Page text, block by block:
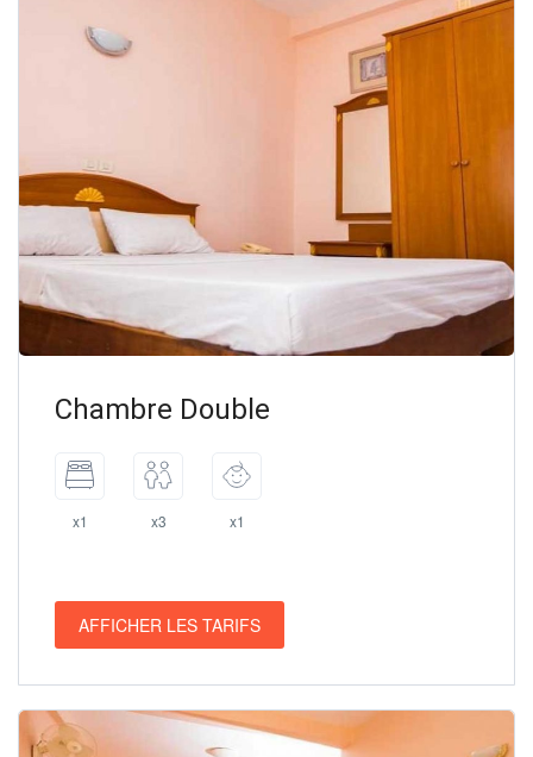
Chambre Double
x1 x3 x1
AFFICHER LES TARIFS